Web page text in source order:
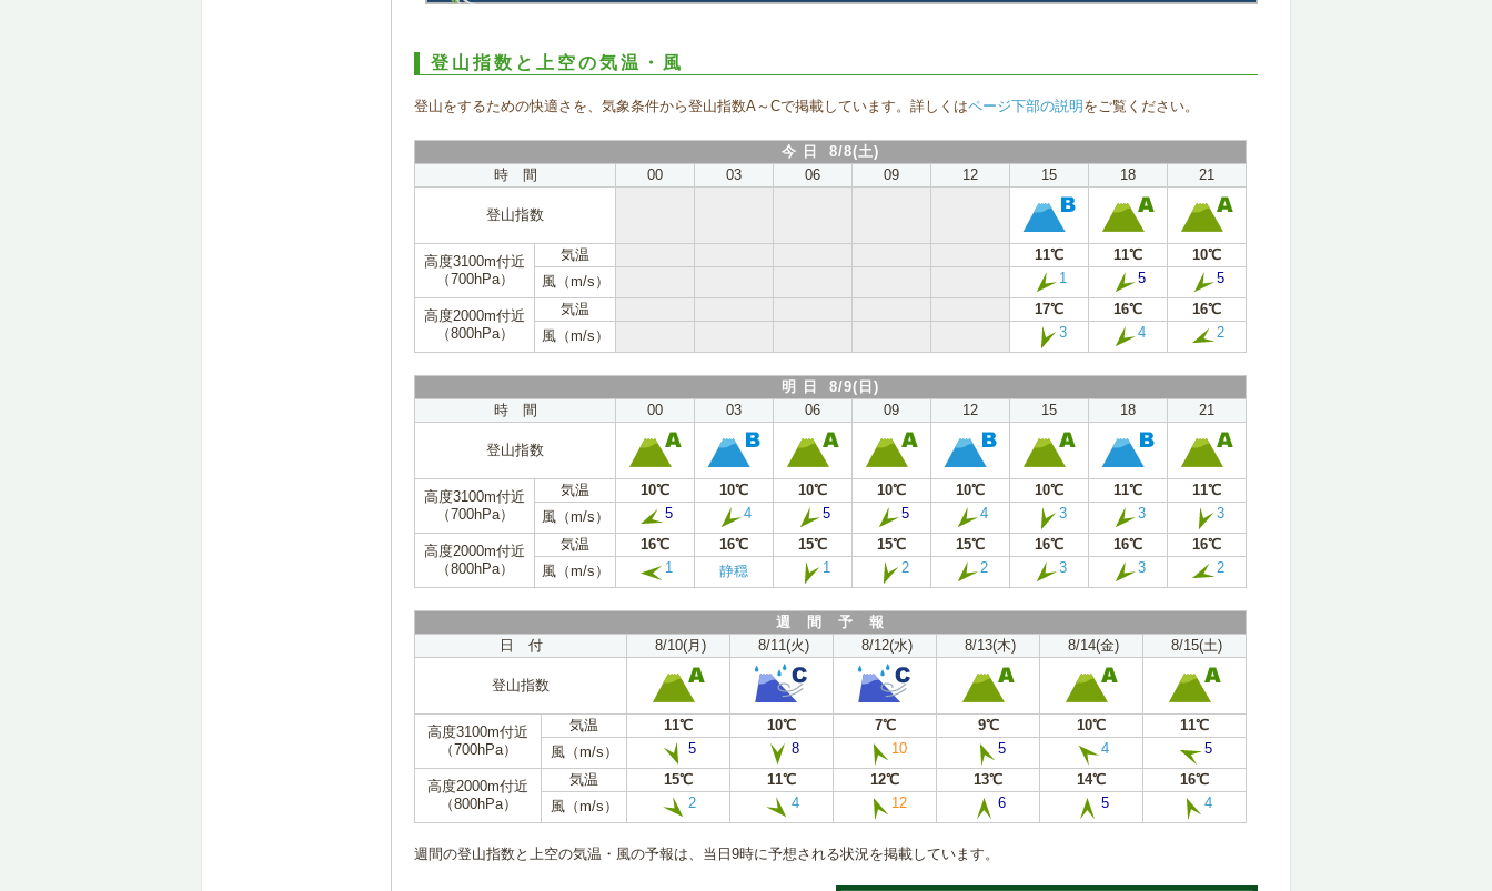
登山指数と上空の気温・風
登山をするための快適さを、気象条件から登山指数A～Cで掲載しています。詳しくはページ下部の説明 をご覧ください。
今 日 8/8(土)
時 間
00 03 06 09 12 15 18 21
登山指数
高度3100m付近
（700hPa）
気温 11℃ 11℃
10℃
風（m/s）
1 5 5
高度2000m付近
（800hPa）
気温 17℃ 16℃
16℃
風（m/s）
3 4 2
明 日 8/9(日)
時 間
00 03 06 09 12 15 18 21
登山指数
高度3100m付近
（700hPa）
気温 10℃ 10℃ 10℃ 10℃ 10℃ 10℃ 11℃
11℃
風（m/s）
5 4 5 5 4 3 3 3
高度2000m付近
（800hPa）
気温 16℃ 16℃ 15℃ 15℃ 15℃ 16℃ 16℃
16℃
風（m/s）
1 静穏 1 2 2 3 3 2
週 間 予 報
日 付
8/10(月) 8/11(火) 8/12(水) 8/13(木) 8/14(金) 8/15(土)
登山指数
高度3100m付近
（700hPa）
気温 11℃ 10℃ 7℃ 9℃ 10℃
11℃
風（m/s）
5 8 10 5 4 5
高度2000m付近
（800hPa）
気温 15℃ 11℃ 12℃ 13℃ 14℃
16℃
風（m/s）
2 4 12 6 5 4
週間の登山指数と上空の気温・風の予報は、当日9時に予想される状況を掲載しています。